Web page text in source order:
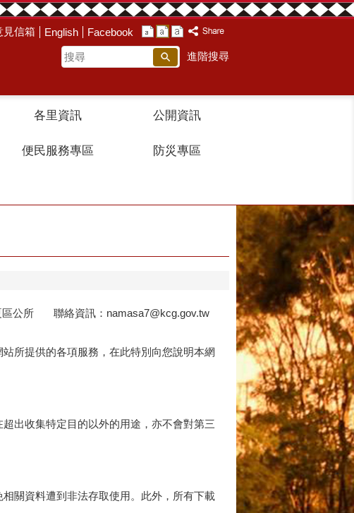
見信箱 English
Facebook
搜
尋
進階搜尋
各里資訊 公開資訊
便民服務專區 防災專區
區公所 聯絡資訊：namasa7@kcg.gov.tw
所提供的各項服務，在此特別向您說明本網
出收集特定目的以外的用途，亦不會對第三
關資料遭到非法存取使用。此外，所有下載